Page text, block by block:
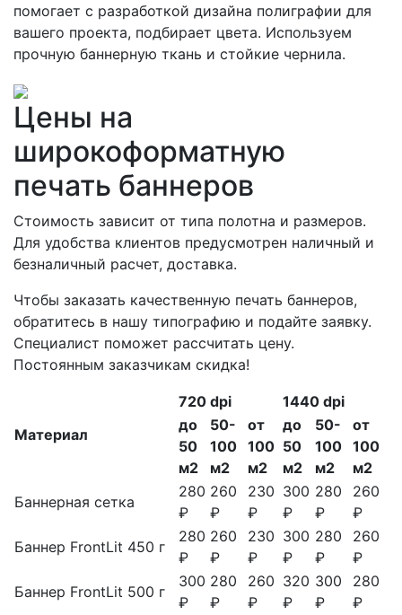
помогает с разработкой дизайна полиграфии для
вашего проекта, подбирает цвета. Используем
прочную баннерную ткань и стойкие чернила.
Цены на
широкоформатную
печать баннеров
Стоимость зависит от типа полотна и размеров.
Для удобства клиентов предусмотрен наличный и
безналичный расчет, доставка.
Чтобы заказать качественную печать баннеров,
обратитесь в нашу типографию и подайте заявку.
Специалист поможет рассчитать цену.
Постоянным заказчикам скидка!
Материал
720 dpi
1440 dpi
до
50
м2
50-
100
м2
от
100
м2
до
50
м2
50-
100
м2
от
100
м2
Баннерная сетка
280
₽
260
₽
230
₽
300
₽
280
₽
260
₽
Баннер FrontLit 450 г
280
₽
260
₽
230
₽
300
₽
280
₽
260
₽
Баннер FrontLit 500 г
300
₽
280
₽
260
₽
320
₽
300
₽
280
₽